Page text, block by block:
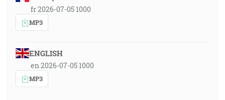
fr 2026-07-05 1000
MP3
ENGLISH
en 2026-07-05 1000
MP3